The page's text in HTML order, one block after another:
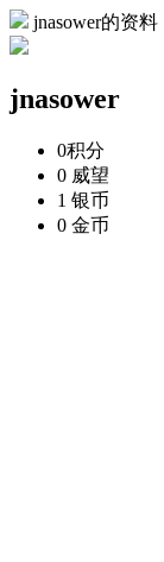
jnasower的资料
jnasower
0积分
0 威望
1 银币
0 金币